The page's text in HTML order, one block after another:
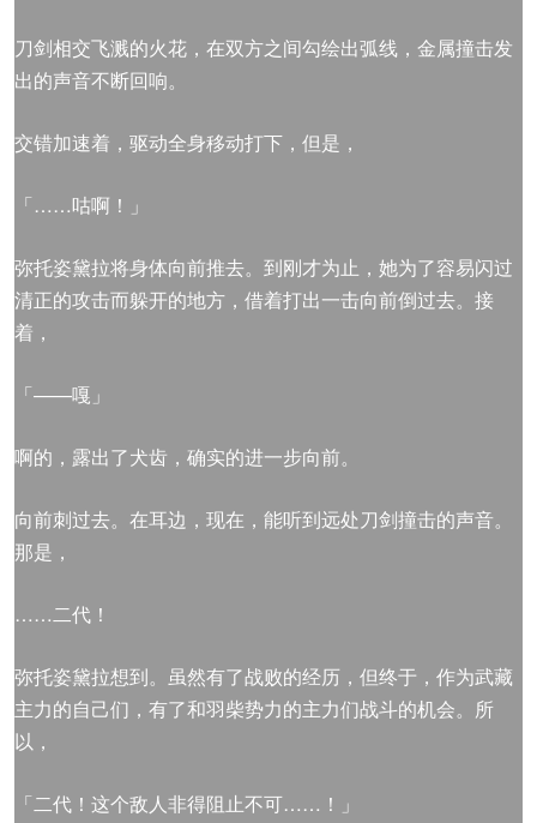
刀剑相交飞溅的火花，在双方之间勾绘出弧线，金属撞击发
出的声音不断回响。
交错加速着，驱动全身移动打下，但是，
「……咕啊！」
弥托姿黛拉将身体向前推去。到刚才为止，她为了容易闪过
清正的攻击而躲开的地方，借着打出一击向前倒过去。接
着，
「——嘎」
啊的，露出了犬齿，确实的进一步向前。
向前刺过去。在耳边，现在，能听到远处刀剑撞击的声音。
那是，
……二代！
弥托姿黛拉想到。虽然有了战败的经历，但终于，作为武藏
主力的自己们，有了和羽柴势力的主力们战斗的机会。所
以，
「二代！这个敌人非得阻止不可……！」